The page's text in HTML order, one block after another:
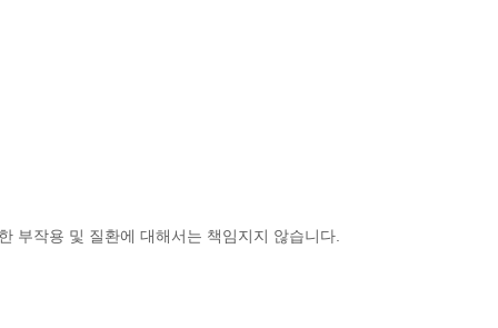
부작용 및 질환에 대해서는 책임지지 않습니다.